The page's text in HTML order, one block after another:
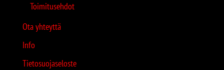
Toimitusehdot
Ota yhteyttä
Info
Tietosuojaseloste